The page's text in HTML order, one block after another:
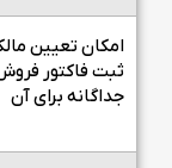
امکان تعیین
ثبت فاکتور
جداگانه برای آن